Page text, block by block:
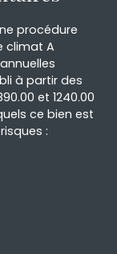
procédure
climat A
à partir des
et 1240.00
ce bien est
: